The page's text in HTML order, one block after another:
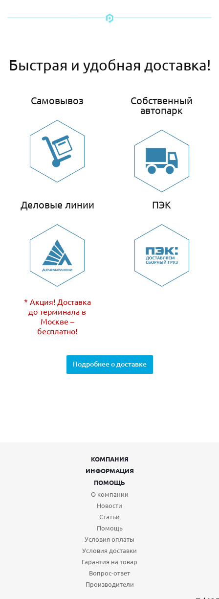
Быстрая и удобная доставка!
Самовывоз
Собственный
автопарк
Деловые линии
* Акция! Доставка
до терминала в
Москве –
бесплатно!
ПЭК
Подробнее о доставке
КОМПАНИЯ
ИНФОРМАЦИЯ
ПОМОЩЬ
О компании
Новости
Статьи
Помощь
Условия оплаты
Условия доставки
Гарантия на товар
Вопрос-ответ
Производители